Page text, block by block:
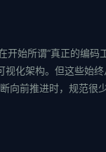
始所谓“真正的编码
视化架构。但这些始终
向前推进时，规范很